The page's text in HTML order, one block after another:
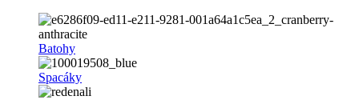
Batohy
Spacáky